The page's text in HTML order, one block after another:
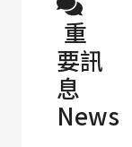
重
要訊
息
News